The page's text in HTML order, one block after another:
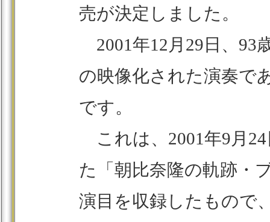
売が決定しました。
2001年12月29日、93
の映像化された演奏で
です。
これは、2001年9月
た「朝比奈隆の軌跡・
演目を収録したもので